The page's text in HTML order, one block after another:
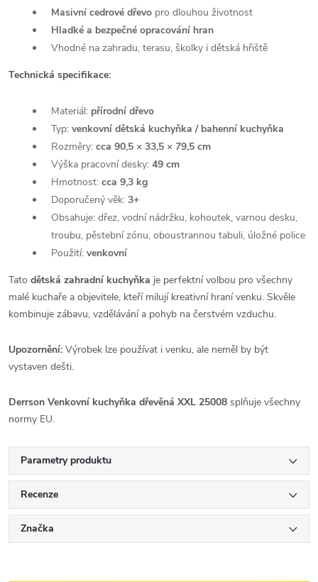
Masivní cedrové dřevo pro dlouhou životnost
Hladké a bezpečné opracování hran
Vhodné na zahradu, terasu, školky i dětská hřiště
Technická specifikace:
Materiál: přírodní dřevo
Typ: venkovní dětská kuchyňka / bahenní kuchyňka
Rozměry: cca 90,5 × 33,5 × 79,5 cm
Výška pracovní desky: 49 cm
Hmotnost: cca 9,3 kg
Doporučený věk: 3+
Obsahuje: dřez, vodní nádržku, kohoutek, varnou desku,
troubu, pěstební zónu, oboustrannou tabuli, úložné police
Použití: venkovní
Tato dětská zahradní kuchyňka je perfektní volbou pro všechny
malé kuchaře a objevitele, kteří milují kreativní hraní venku. Skvěle
kombinuje zábavu, vzdělávání a pohyb na čerstvém vzduchu.
Upozornění: Výrobek lze používat i venku, ale neměl by být
vystaven dešti.
Derrson Venkovní kuchyňka dřevěná XXL 25008 splňuje všechny
normy EU.
Parametry produktu
Recenze
Značka